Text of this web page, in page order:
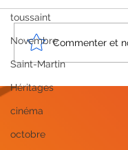
toussaint
Novembre
Saint-Martin
Héritages
cinéma
octobre
Radio Amora
devient
Commenter et